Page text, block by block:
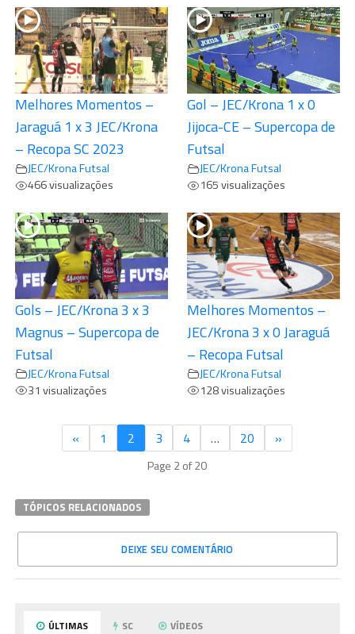
Melhores Momentos –
Jaraguá 1 x 3 JEC/Krona
– Recopa SC 2023
JEC/Krona Futsal
466 visualizações
Gol – JEC/Krona 1 x 0
Jijoca-CE – Supercopa de
Futsal
JEC/Krona Futsal
165 visualizações
Gols – JEC/Krona 3 x 3
Magnus – Supercopa de
Futsal
JEC/Krona Futsal
31 visualizações
Melhores Momentos –
JEC/Krona 3 x 0 Jaraguá
– Recopa Futsal
JEC/Krona Futsal
128 visualizações
« 1 2 3 4 … 20 »
Page 2 of 20
TÓPICOS RELACIONADOS
DEIXE SEU COMENTÁRIO
ÚLTIMAS SC VÍDEOS